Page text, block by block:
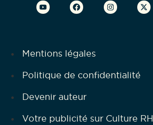
Mentions légales
Politique de confidentialité
Devenir auteur
Votre publicité sur Culture RH